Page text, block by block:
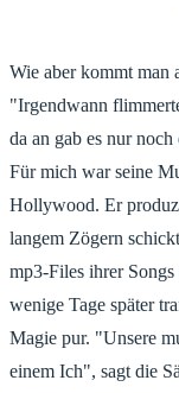
Wie aber kommt man
"Irgendwann
da an gab es nur
Für mich war seine
Hollywood. Er
langem Zögern
mp3-Files ihrer
wenige Tage später
Magie pur. "Unsere
einem Ich", sagt die